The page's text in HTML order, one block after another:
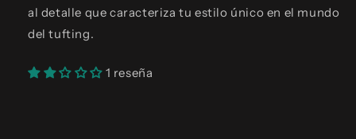
al detalle que caracteriza tu estilo único en el mundo
del tufting.
1 reseña